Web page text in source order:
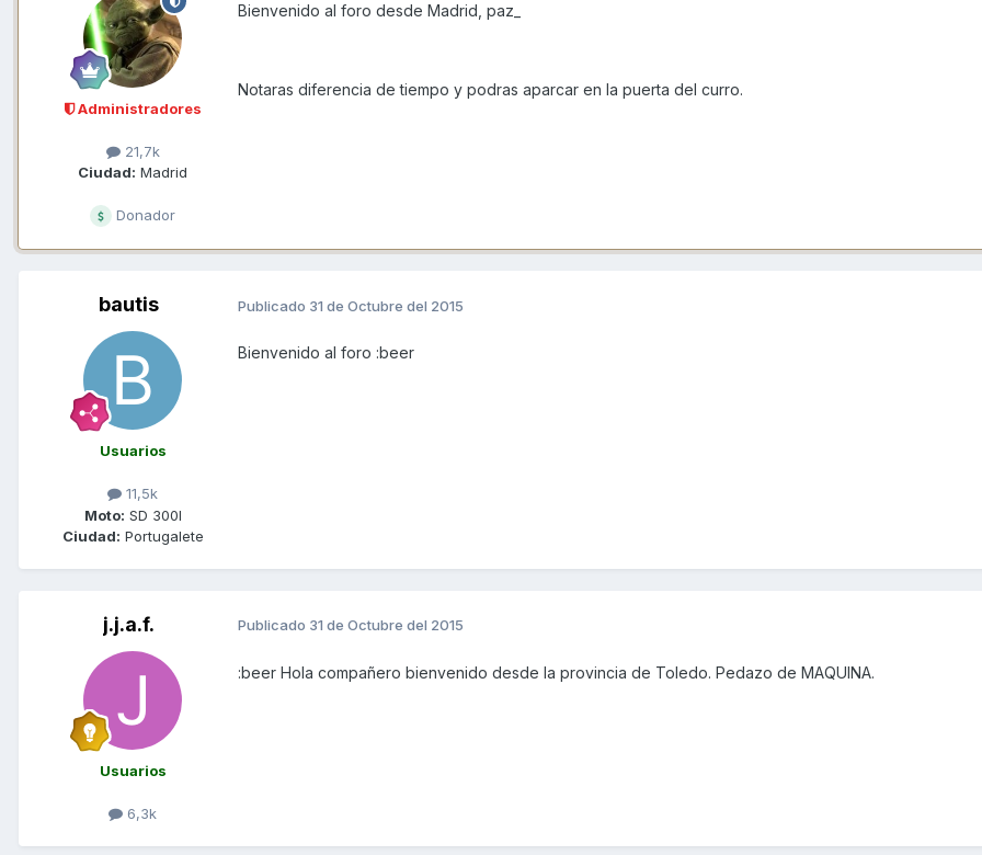
Administradores
21,7k
Ciudad: Madrid
Donador
Bienvenido al foro desde Madrid, paz_
Notaras diferencia de tiempo y podras aparcar en la puerta del curro.
bautis
Usuarios
11,5k
Moto: SD 300I
Ciudad: Portugalete
Publicado 31 de Octubre del 2015
Bienvenido al foro :beer
j.j.a.f.
Usuarios
6,3k
Publicado 31 de Octubre del 2015
:beer Hola compañero bienvenido desde la provincia de Toledo. Pedazo de MAQUINA.